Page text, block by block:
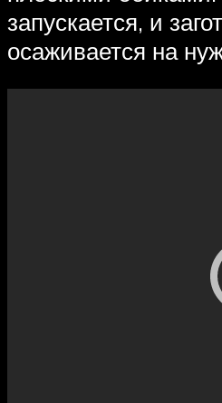
запускается, и
осаживается на